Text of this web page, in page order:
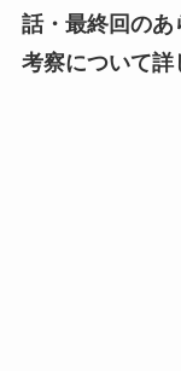
話・最終回のあ
考察について詳